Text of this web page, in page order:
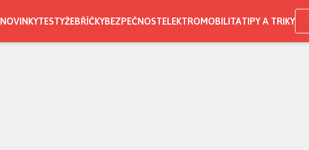
NOVINKYTESTYŽEBŘÍČKYBEZPEČNOSTELEKTROMOBILITATIPY A TRIKY